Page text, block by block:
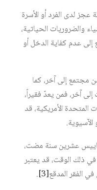
لدى الفرد أو الأسرة
والضروريات الحياتية،
إلى عدم كفاية الدخل أو
إلى آخر، كما
آخر، فمن يعدّ فقيراً،
الأمريكية، قد
عشرين سنة مضت،
ذلك الوقت، قد يعتبر
الفقر المدقع[3]
.